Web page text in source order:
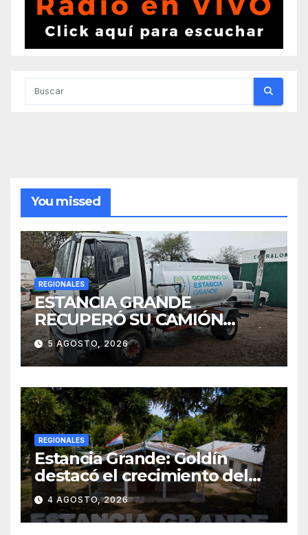
You missed
REGIONALES
ESTANCIA GRANDE
RECUPERÓ SU CAMIÓN
ATMOSFÉRICO Y MEJORARÁ
EL SERVICIO DE
SANEAMIENTO PARA LOS
VECINOS
5 AGOSTO, 2026
REGIONALES
Estancia Grande: Goldín
destacó el crecimiento del
municipio, anunció nuevas
obras y defendió su gestión
frente a las críticas
4 AGOSTO, 2026